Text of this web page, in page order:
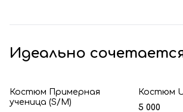
Идеально
Костюм Примерная
ученица (S/M)
Костюм
5 000